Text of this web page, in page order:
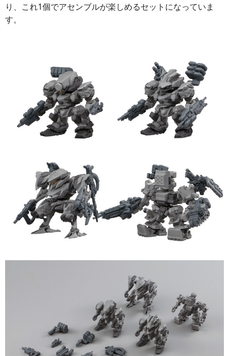
り、これ1個でアセンブルが楽しめるセットになっていま
す。